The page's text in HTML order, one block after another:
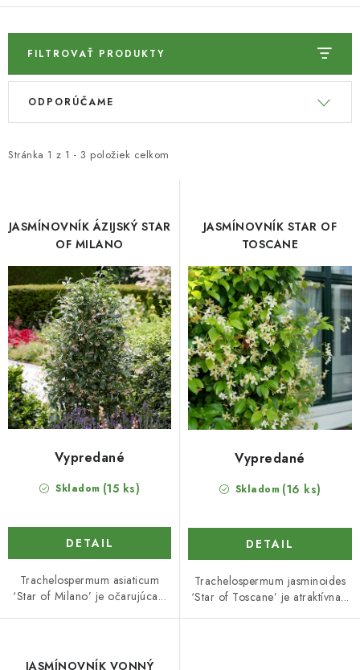
PRIESADY ZELENINY
Kontakty
Obchodné podmienky
Podmienky ochrany osobných údajov
FILTROVAŤ PRODUKTY
V
i
r
d
u
k
t
o
v
Stránka 1 z 1 - 3 položiek celkom
R
e
e
r
o
d
u
k
t
o
v
ODPORÚČAME
JASMÍNOVNÍK ÁZIJSKÝ STAR
OF MILANO
Skladom (15 ks)
Vypredané
DETAIL
Trachelospermum asiaticum
‘Star of Milano’ je očarujúca...
JASMÍNOVNÍK STAR OF
TOSCANE
Skladom (16 ks)
Vypredané
DETAIL
Trachelospermum jasminoides
‘Star of Toscane’ je atraktívna...
JASMÍNOVNÍK VONNÝ